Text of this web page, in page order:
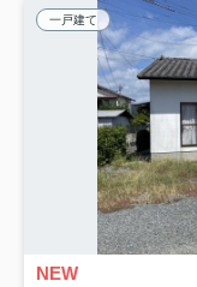
一戸建て
NEW